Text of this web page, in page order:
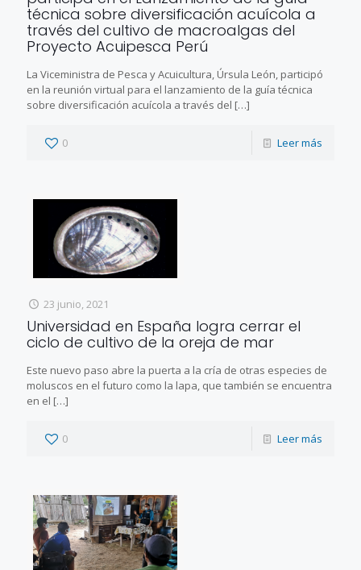
técnica sobre diversificación acuícola a
través del cultivo de macroalgas del
Proyecto Acuipesca Perú
La Viceministra de Pesca y Acuicultura, Úrsula León, participó
en la reunión virtual para el lanzamiento de la guía técnica
sobre diversificación acuícola a través del […]
0 Leer más
23 junio, 2021
Universidad en España logra cerrar el
ciclo de cultivo de la oreja de mar
Este nuevo paso abre la puerta a la cría de otras especies de
moluscos en el futuro como la lapa, que también se encuentra
en el […]
0 Leer más